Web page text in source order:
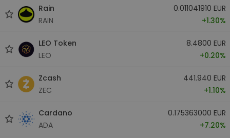
Rain
RAIN
0.011041910 EUR
+1.30%
LEO Token
LEO
8.4800 EUR
+0.20%
Zcash
ZEC
441.940 EUR
+1.10%
Cardano
ADA
0.175363000 EUR
+7.20%